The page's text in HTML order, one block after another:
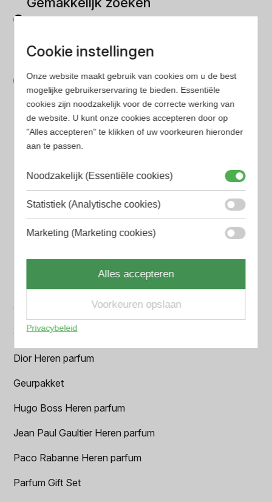
parfum met onze geavanceerde zoekfilters
Bespaar tijd en geld
Wij hebben alle prijzen voor je verzameld zodat jij
minder tijd en geld kwijt bent
Populaire herengeuren
Aramis Heren parfum
Armani Heren parfum
Azzaro Heren parfum
BALR. Heren parfum
Chanel Heren parfum
Creed heren parfum
Dior Heren parfum
Geurpakket
Hugo Boss Heren parfum
Jean Paul Gaultier Heren parfum
Paco Rabanne Heren parfum
Parfum Gift Set
Cookie instellingen
Onze website maakt gebruik van cookies om u de best
mogelijke gebruikerservaring te bieden. Essentiële
cookies zijn noodzakelijk voor de correcte werking van
de website. U kunt onze cookies accepteren door op
"Alles accepteren" te klikken of uw voorkeuren hieronder
aan te passen.
Noodzakelijk (Essentiële cookies)
Statistiek (Analytische cookies)
Marketing (Marketing cookies)
Alles accepteren
Voorkeuren opslaan
Privacybeleid